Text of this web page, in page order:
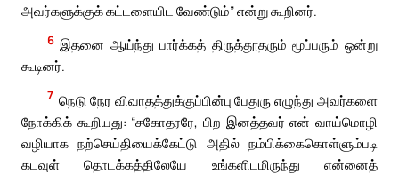
அவர்களுக்குக் கட்டளையிட வேண்டும்” என்று கூறினர்.
6 இதனை ஆய்ந்து பார்க்கத் திருத்தூதரும் மூப்பரும் ஒன்று
கூடினர்.
7 நெடு நேர விவாதத்துக்குப்பின்பு பேதுரு எழுந்து அவர்களை
நோக்கிக் கூறியது: “சகோதரரே, பிற இனத்தவர் என் வாய்மொழி
வழியாக நற்செய்தியைக்கேட்டு அதில் நம்பிக்கைகொள்ளும்படி
கடவுள் தொடக்கத்திலேயே உங்களிடமிருந்து என்னைத்